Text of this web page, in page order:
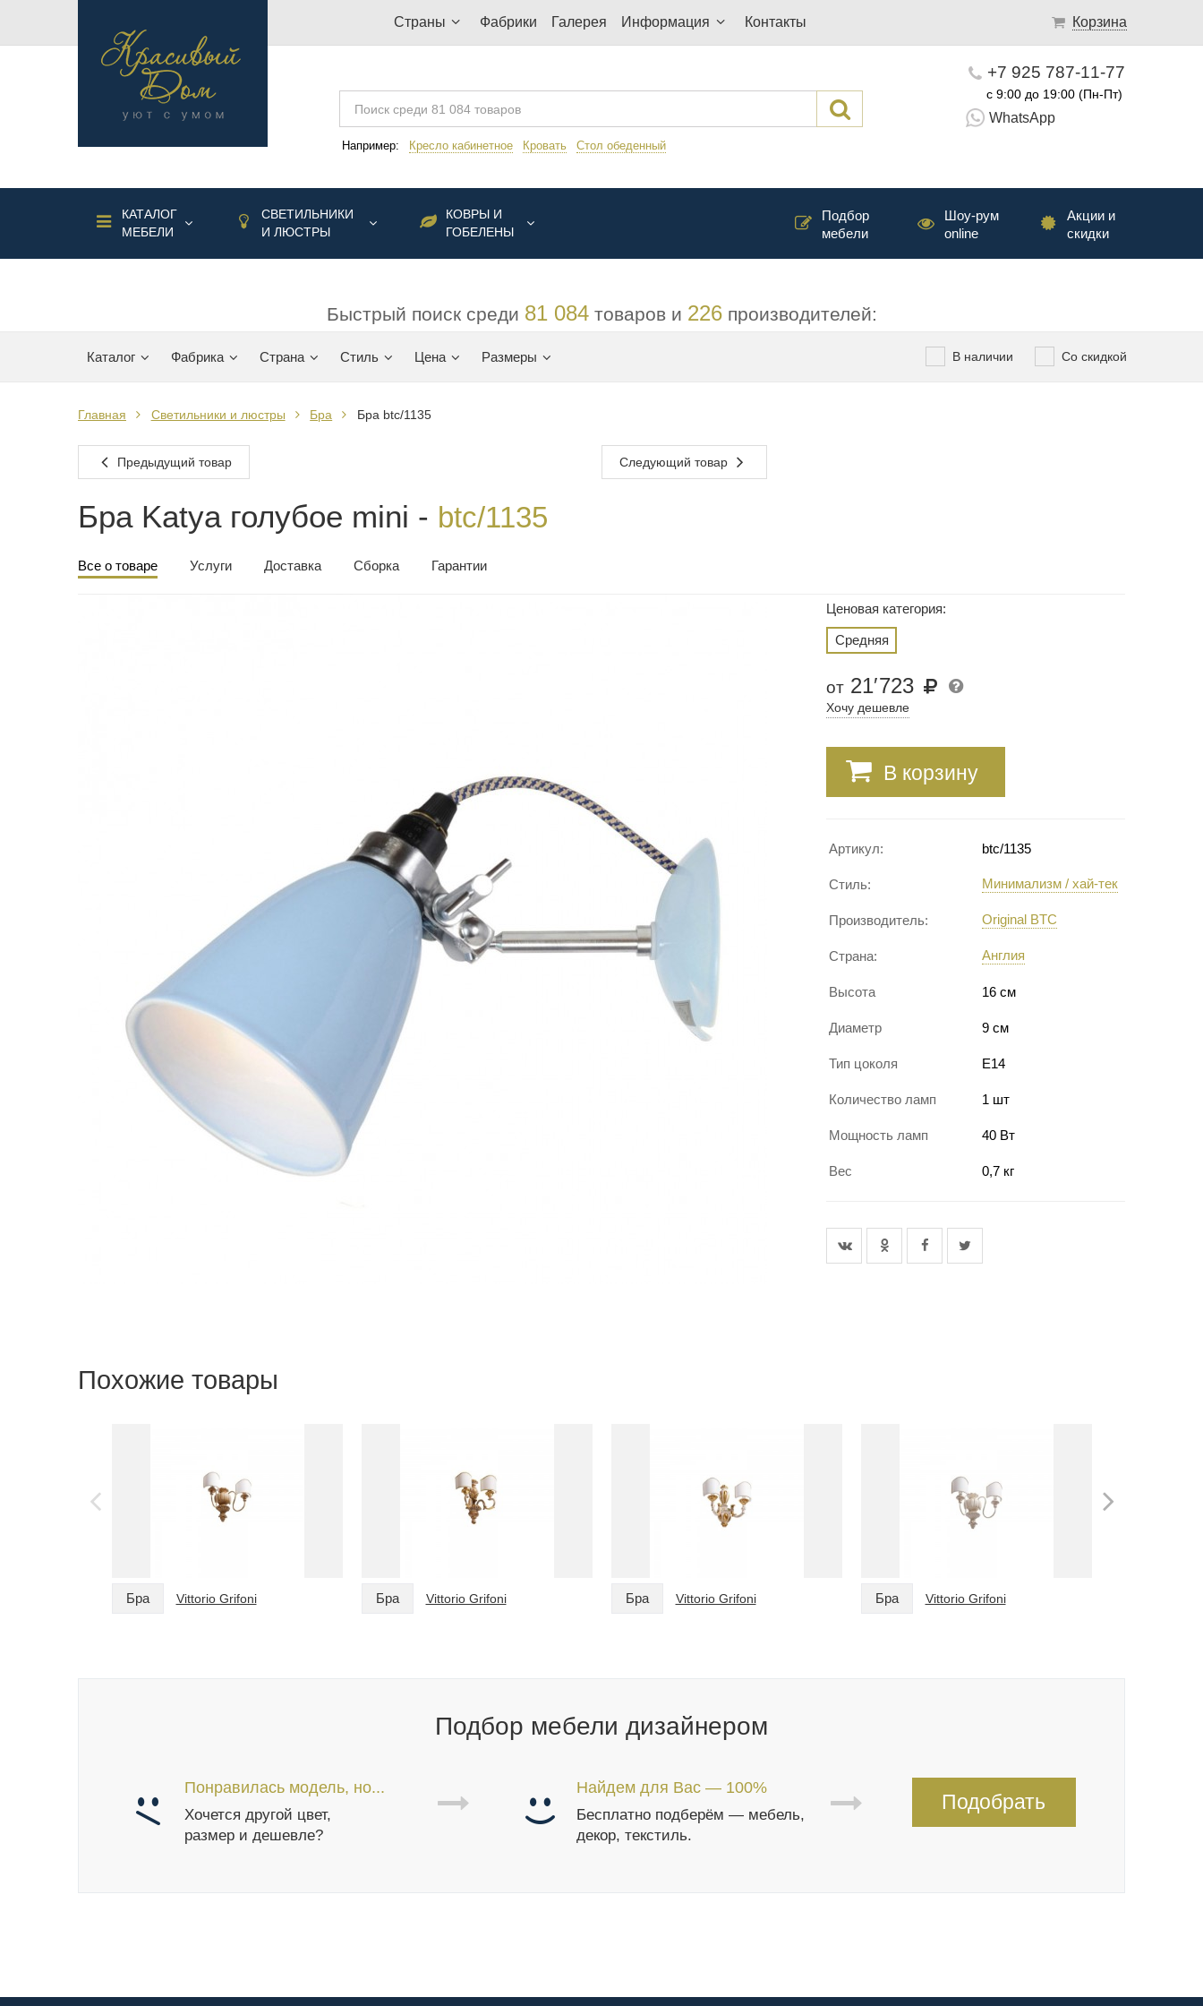
Страны Фабрики Галерея Информация Контакты Корзина
Например: Кресло кабинетное Кровать Стол обеденный
+7 925 787-11-77
с 9:00 до 19:00 (Пн-Пт)
WhatsApp
КАТАЛОГ
МЕБЕЛИ
СВЕТИЛЬНИКИ
И ЛЮСТРЫ
КОВРЫ И
ГОБЕЛЕНЫ
Акции и
скидки
Шоу-рум
online
Подбор
мебели
Быстрый поиск среди 81 084товаров и 226производителей:
Каталог Фабрика Страна Стиль Цена Размеры Со скидкой
В наличии
Главная Светильники и люстры Бра Бра btc/1135
Предыдущий товар Следующий товар
Бра Katya голубое mini - btc/1135
Все о товаре Услуги Доставка Сборка Гарантии
Ценовая категория:
Средняя
от 21′723
Хочу дешевле
В корзину
Артикул: btc/1135
Стиль: Минимализм / хай-тек
Производитель: Original BTC
Страна: Англия
Высота 16 см
Диаметр 9 см
Тип цоколя E14
Количество ламп 1 шт
Мощность ламп 40 Вт
Вес 0,7 кг
Похожие товары
Бра Vittorio Grifoni Бра Vittorio Grifoni Бра Vittorio Grifoni Бра Vittorio Grifoni
Подбор мебели дизайнером
Понравилась модель, но...
Хочется другой цвет,
размер и дешевле?
Найдем для Вас — 100%
Бесплатно подберём — мебель,
декор, текстиль.
Подобрать